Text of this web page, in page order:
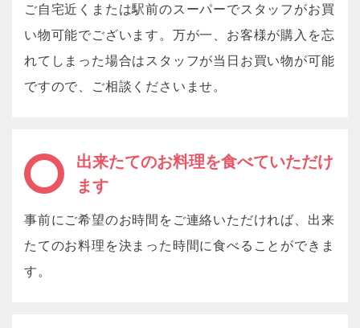
ご自宅近くまたは駅前のスーパーでスタッフがお買
い物可能でございます。万が一、お客様が購入を忘
れてしまった場合はスタッフが当日お買い物が可能
ですので、ご相談くださいませ。
出来たてのお料理を食べていただけ
ます
事前にご希望のお時間をご連絡いただければ、出来
たてのお料理を決まった時間に食べることができま
す。